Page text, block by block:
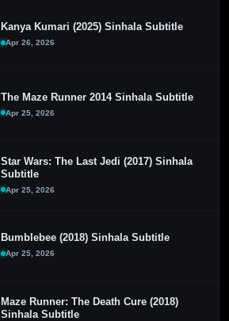
Kanya Kumari (2025) Sinhala Subtitle
Apr 26, 2026
The Maze Runner 2014 Sinhala Subtitle
Apr 25, 2026
Star Wars: The Last Jedi (2017) Sinhala
Subtitle
Apr 25, 2026
Bumblebee (2018) Sinhala Subtitle
Apr 25, 2026
Maze Runner: The Death Cure (2018)
Sinhala Subtitle